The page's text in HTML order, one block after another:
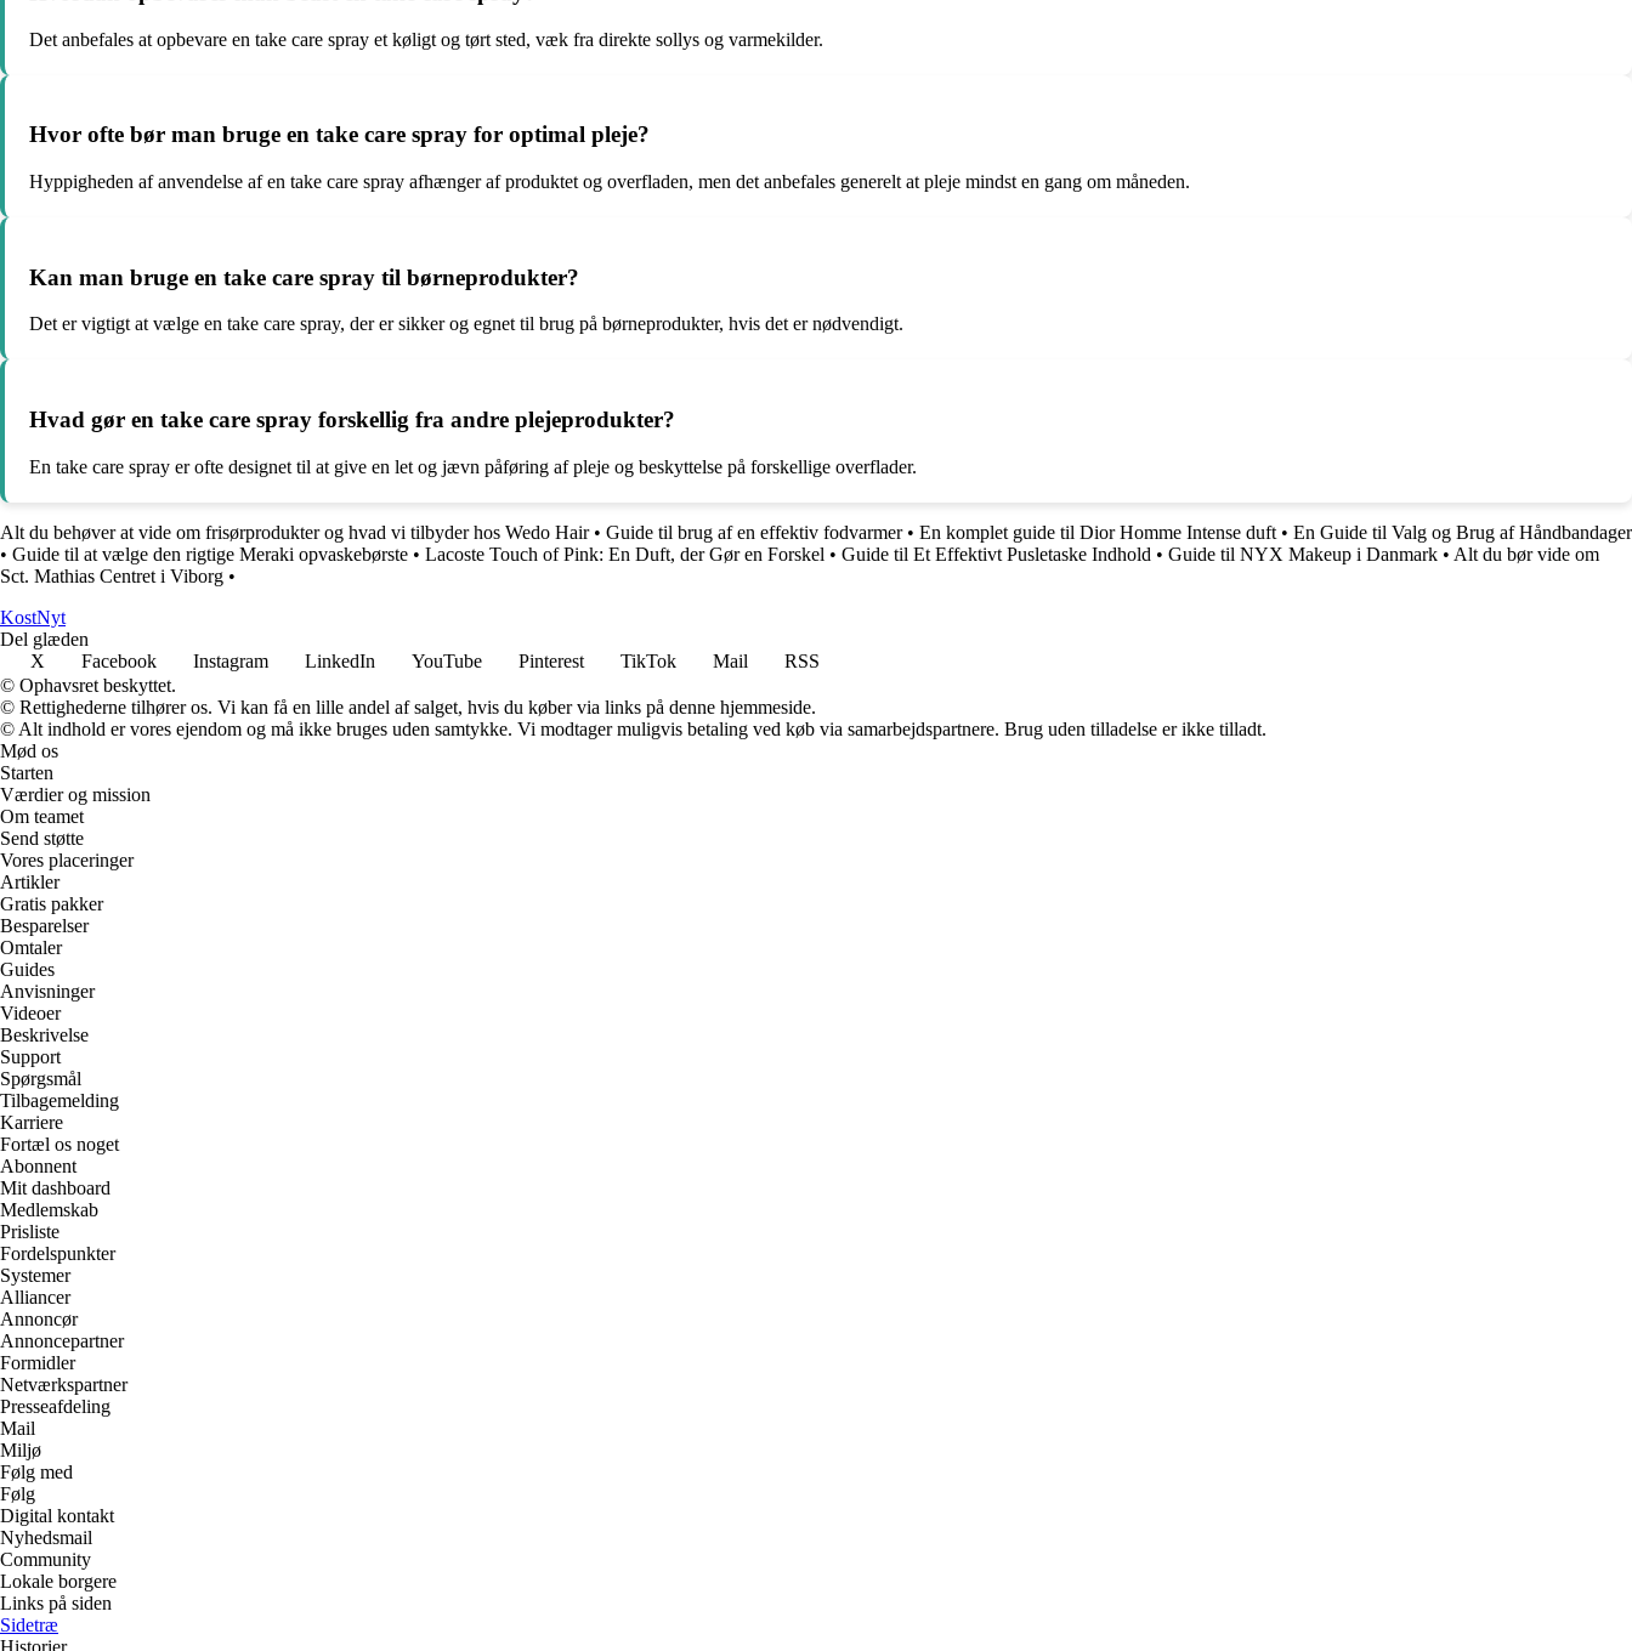
Det anbefales at opbevare en take care spray et køligt og tørt sted, væk fra direkte sollys og varmekilder.
Hvor ofte bør man bruge en take care spray for optimal pleje?
Hyppigheden af anvendelse af en take care spray afhænger af produktet og overfladen, men det anbefales generelt at pleje mindst en gang om måneden.
Kan man bruge en take care spray til børneprodukter?
Det er vigtigt at vælge en take care spray, der er sikker og egnet til brug på børneprodukter, hvis det er nødvendigt.
Hvad gør en take care spray forskellig fra andre plejeprodukter?
En take care spray er ofte designet til at give en let og jævn påføring af pleje og beskyttelse på forskellige overflader.
Alt du behøver at vide om frisørprodukter og hvad vi tilbyder hos Wedo Hair• Guide til brug af en effektiv fodvarmer• En komplet guide til Dior Homme Intense duft • En Guide til Valg og Brug af Håndbandager
• Guide til at vælge den rigtige Meraki opvaskebørste • Lacoste Touch of Pink: En Duft, der Gør en Forskel • Guide til Et Effektivt Pusletaske Indhold • Guide til NYX Makeup i Danmark • Alt du bør vide om
Sct. Mathias Centret i Viborg •
KostNyt
Del glæden
X
Facebook Instagram LinkedIn YouTube Pinterest TikTok Mail
RSS
© Ophavsret beskyttet.
© Rettighederne tilhører os. Vi kan få en lille andel af salget, hvis du køber via links på denne hjemmeside.
© Alt indhold er vores ejendom og må ikke bruges uden samtykke. Vi modtager muligvis betaling ved køb via samarbejdspartnere. Brug uden tilladelse er ikke tilladt.
Mød os
Starten
Værdier og mission
Om teamet
Send støtte
Vores placeringer
Artikler
Gratis pakker
Besparelser
Omtaler
Guides
Anvisninger
Videoer
Beskrivelse
Support
Spørgsmål
Tilbagemelding
Karriere
Fortæl os noget
Abonnent
Mit dashboard
Medlemskab
Prisliste
Fordelspunkter
Systemer
Alliancer
Annoncør
Annoncepartner
Formidler
Netværkspartner
Presseafdeling
Mail
Miljø
Følg med
Følg
Digital kontakt
Nyhedsmail
Community
Lokale borgere
Links på siden
Sidetræ
Historier